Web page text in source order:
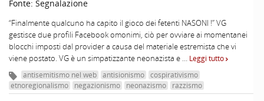
Fonte: Segnalazione
“Finalmente qualcuno ha capito il gioco dei fetenti NASONI !” VG
gestisce due profili Facebook omonimi, ciò per ovviare ai momentanei
blocchi imposti dal provider a causa del materiale estremista che vi
viene postato. VG è un simpatizzante neonazista e … Leggi tutto
antisemitismo nel web antisionismo
cospirativismo
etnoregionalismo
negazionismo neonazismo razzismo